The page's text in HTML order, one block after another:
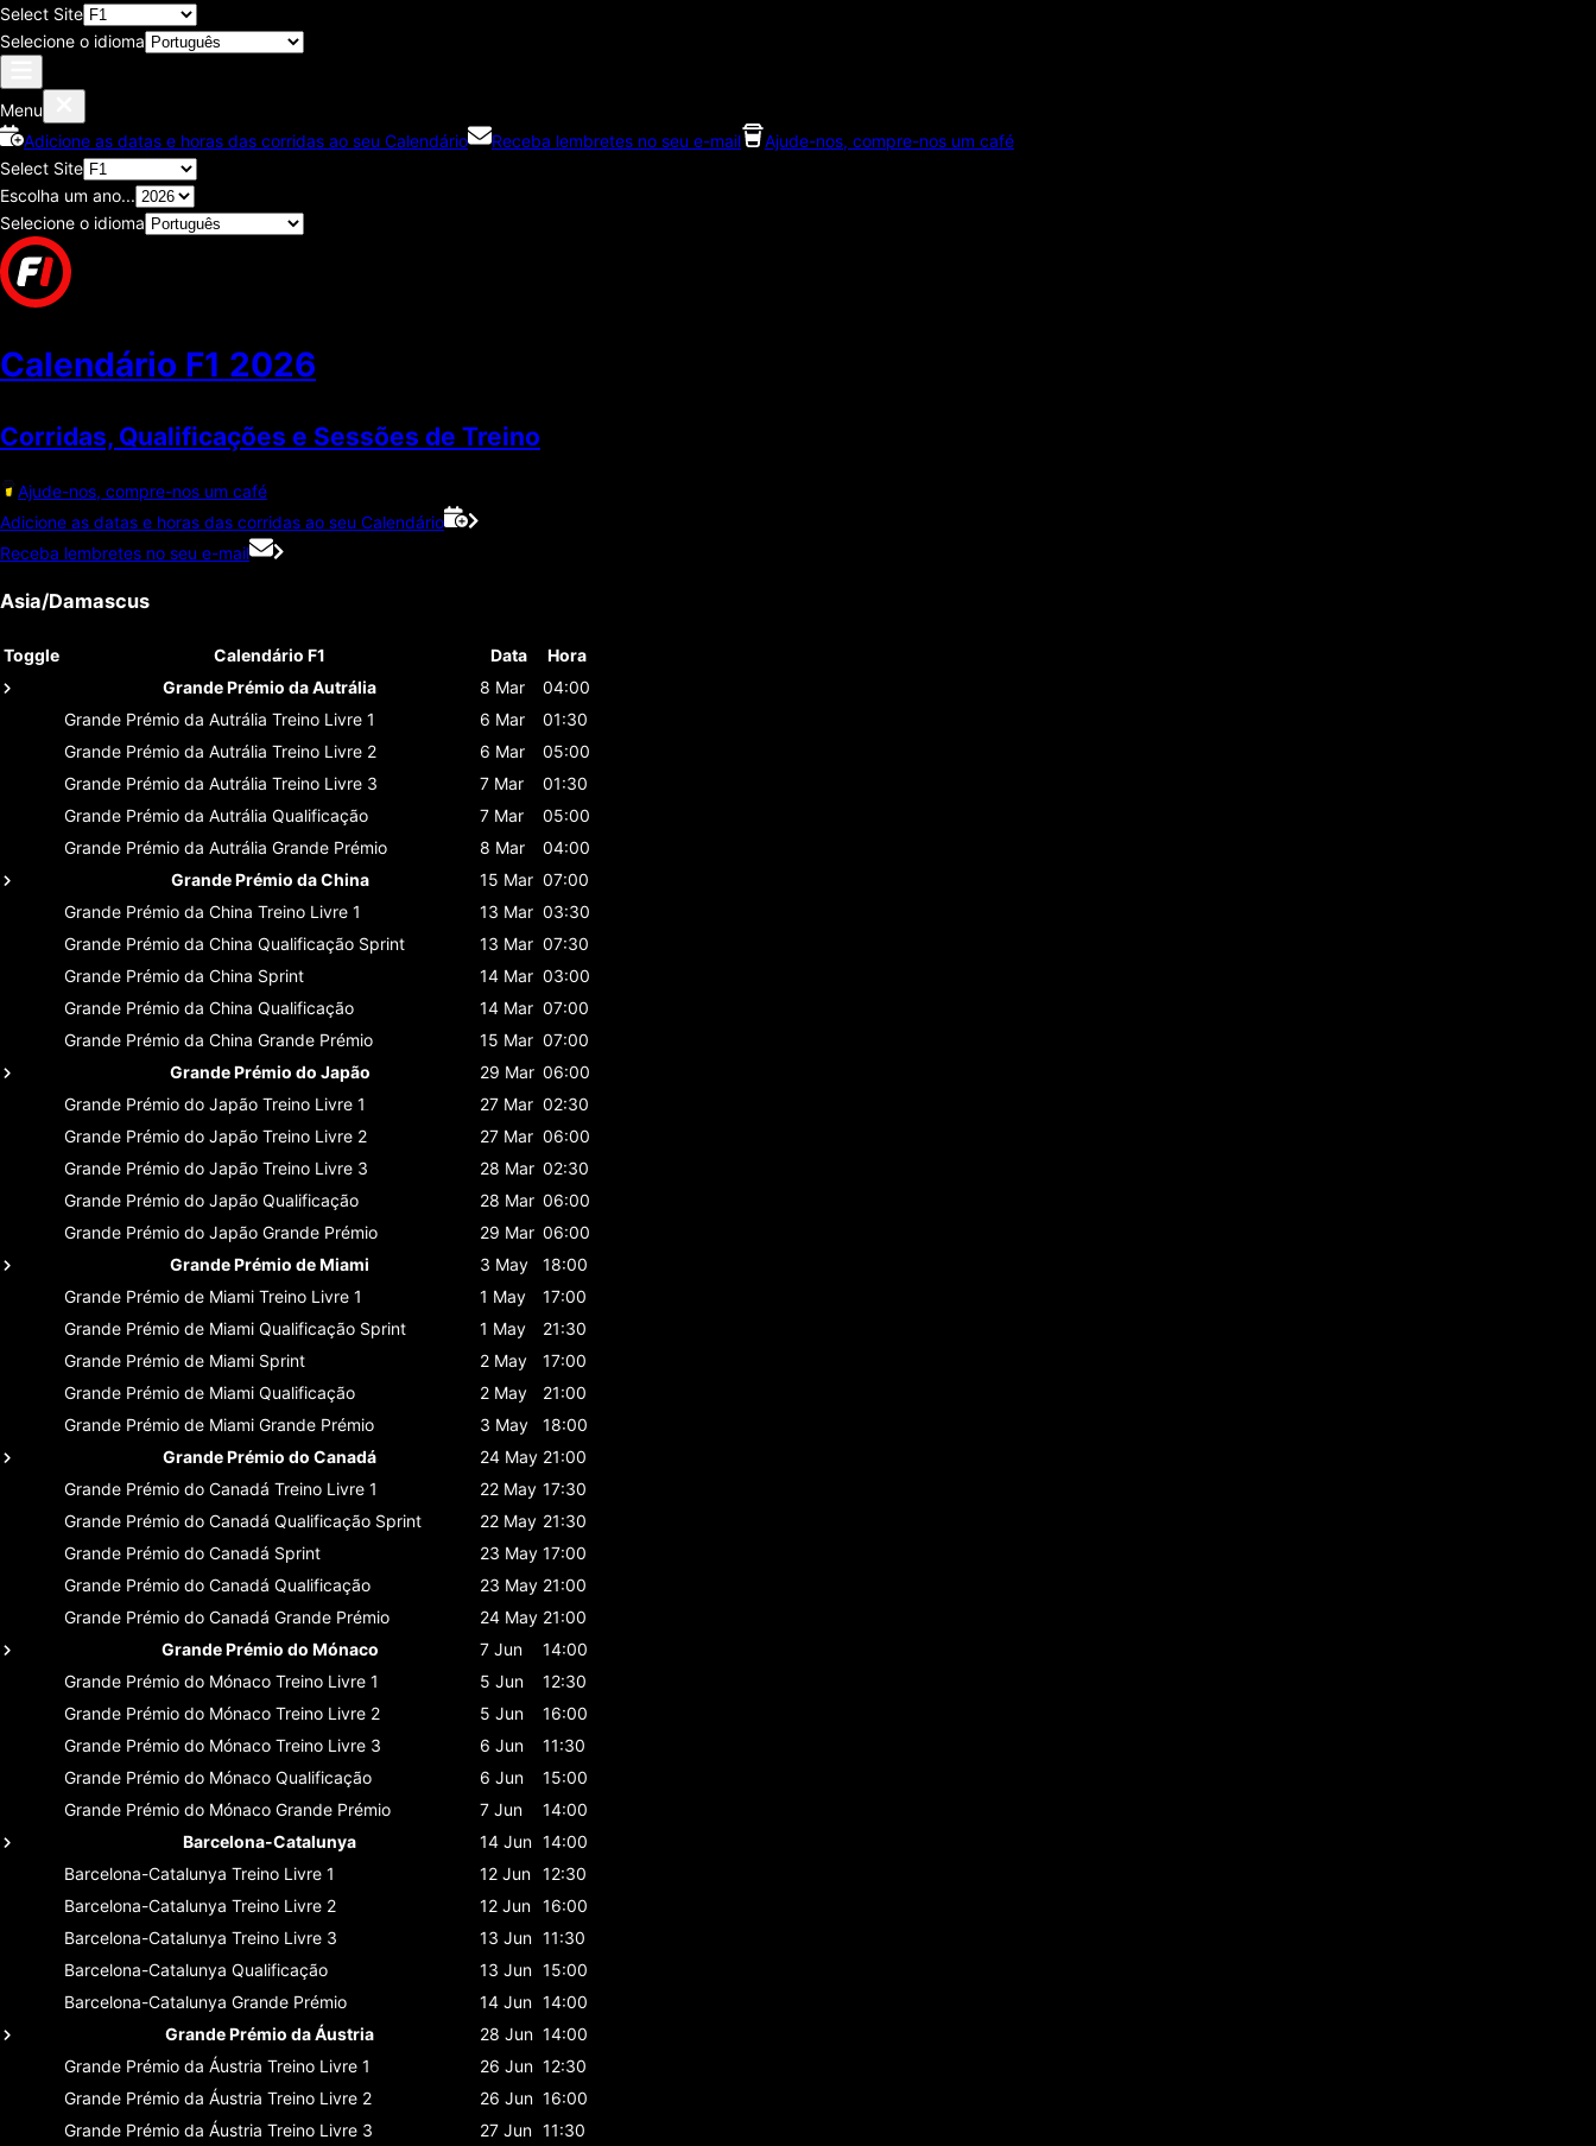
Select Site
Selecione o idioma
Menu
Adicione as datas e horas das corridas ao seu Calendário
Receba lembretes no seu e-mail
Ajude-nos, compre-nos um café
Select Site
Escolha um ano...
Selecione o idioma
Calendário F1 2026
Corridas, Qualificações e Sessões de Treino
Ajude-nos, compre-nos um café
Adicione as datas e horas das corridas ao seu Calendário
Receba lembretes no seu e-mail
Asia/Damascus
Toggle Calendário F1 Data
Hora
Grande Prémio da Autrália
8 Mar
04:00
Grande Prémio da Autrália Treino Livre 1 6 Mar
01:30
Grande Prémio da Autrália Treino Livre 2 6 Mar
05:00
Grande Prémio da Autrália Treino Livre 3 7 Mar
01:30
Grande Prémio da Autrália Qualificação 7 Mar
05:00
Grande Prémio da Autrália Grande Prémio 8 Mar
04:00
Grande Prémio da China
15 Mar 07:00
Grande Prémio da China Treino Livre 1 13 Mar 03:30
Grande Prémio da China Qualificação Sprint 13 Mar 07:30
Grande Prémio da China Sprint 14 Mar 03:00
Grande Prémio da China Qualificação 14 Mar 07:00
Grande Prémio da China Grande Prémio 15 Mar 07:00
Grande Prémio do Japão
29 Mar 06:00
Grande Prémio do Japão Treino Livre 1 27 Mar 02:30
Grande Prémio do Japão Treino Livre 2 27 Mar 06:00
Grande Prémio do Japão Treino Livre 3 28 Mar 02:30
Grande Prémio do Japão Qualificação 28 Mar 06:00
Grande Prémio do Japão Grande Prémio 29 Mar 06:00
Grande Prémio de Miami
3 May
18:00
Grande Prémio de Miami Treino Livre 1 1 May
17:00
Grande Prémio de Miami Qualificação Sprint 1 May
21:30
Grande Prémio de Miami Sprint 2 May
17:00
Grande Prémio de Miami Qualificação 2 May
21:00
Grande Prémio de Miami Grande Prémio 3 May
18:00
Grande Prémio do Canadá
24 May 21:00
Grande Prémio do Canadá Treino Livre 1 22 May 17:30
Grande Prémio do Canadá Qualificação Sprint 22 May 21:30
Grande Prémio do Canadá Sprint 23 May 17:00
Grande Prémio do Canadá Qualificação 23 May 21:00
Grande Prémio do Canadá Grande Prémio 24 May 21:00
Grande Prémio do Mónaco
7 Jun
14:00
Grande Prémio do Mónaco Treino Livre 1 5 Jun
12:30
Grande Prémio do Mónaco Treino Livre 2 5 Jun
16:00
Grande Prémio do Mónaco Treino Livre 3 6 Jun
11:30
Grande Prémio do Mónaco Qualificação 6 Jun
15:00
Grande Prémio do Mónaco Grande Prémio 7 Jun
14:00
Barcelona-Catalunya
14 Jun 14:00
Barcelona-Catalunya Treino Livre 1 12 Jun 12:30
Barcelona-Catalunya Treino Livre 2 12 Jun 16:00
Barcelona-Catalunya Treino Livre 3 13 Jun 11:30
Barcelona-Catalunya Qualificação 13 Jun 15:00
Barcelona-Catalunya Grande Prémio 14 Jun 14:00
Grande Prémio da Áustria
28 Jun 14:00
Grande Prémio da Áustria Treino Livre 1 26 Jun 12:30
Grande Prémio da Áustria Treino Livre 2 26 Jun 16:00
Grande Prémio da Áustria Treino Livre 3 27 Jun 11:30